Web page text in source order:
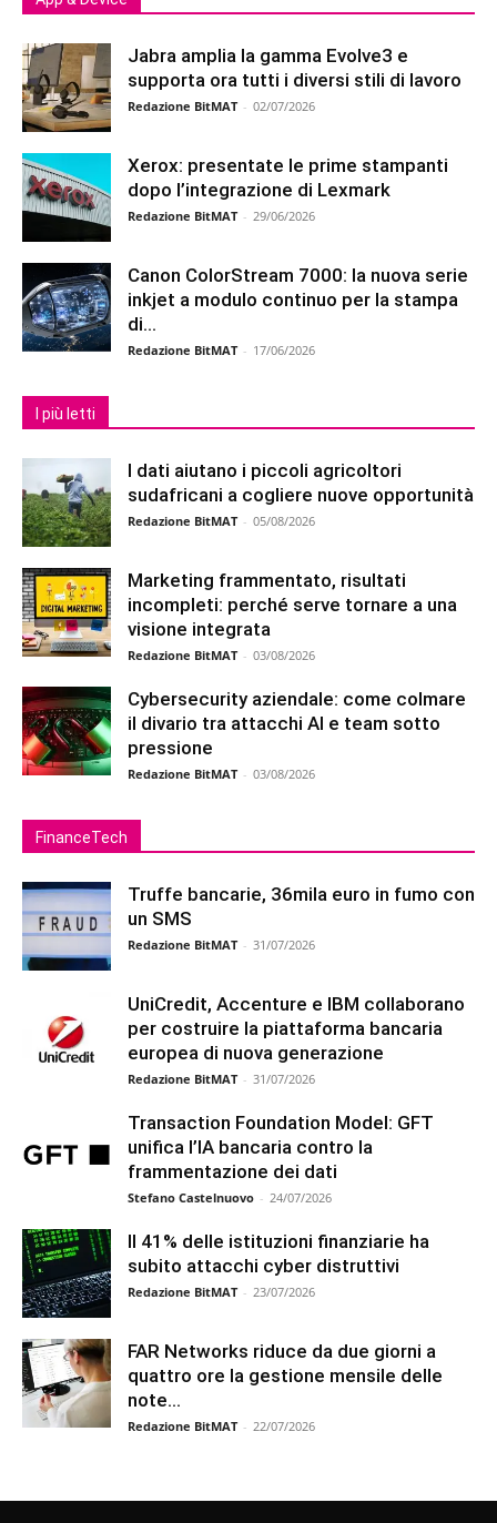
Jabra amplia la gamma Evolve3 e
supporta ora tutti i diversi stili di lavoro
Redazione BitMAT - 02/07/2026
Xerox: presentate le prime stampanti
dopo l’integrazione di Lexmark
Redazione BitMAT - 29/06/2026
Canon ColorStream 7000: la nuova serie
inkjet a modulo continuo per la stampa
di...
Redazione BitMAT - 17/06/2026
I più letti
I dati aiutano i piccoli agricoltori
sudafricani a cogliere nuove opportunità
Redazione BitMAT - 05/08/2026
Marketing frammentato, risultati
incompleti: perché serve tornare a una
visione integrata
Redazione BitMAT - 03/08/2026
Cybersecurity aziendale: come colmare
il divario tra attacchi AI e team sotto
pressione
Redazione BitMAT - 03/08/2026
FinanceTech
Truffe bancarie, 36mila euro in fumo con
un SMS
Redazione BitMAT - 31/07/2026
UniCredit, Accenture e IBM collaborano
per costruire la piattaforma bancaria
europea di nuova generazione
Redazione BitMAT - 31/07/2026
Transaction Foundation Model: GFT
unifica l’IA bancaria contro la
frammentazione dei dati
Stefano Castelnuovo - 24/07/2026
Il 41% delle istituzioni finanziarie ha
subito attacchi cyber distruttivi
Redazione BitMAT - 23/07/2026
FAR Networks riduce da due giorni a
quattro ore la gestione mensile delle
note...
Redazione BitMAT - 22/07/2026